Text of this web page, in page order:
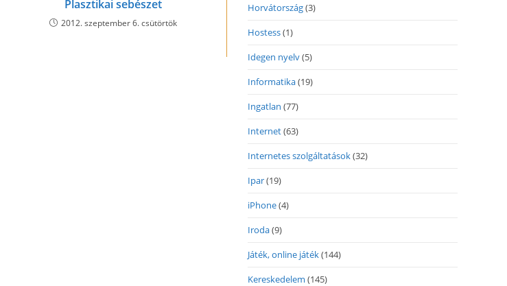
Plasztikai sebészet
2012. szeptember 6. csütörtök
Horvátország(3)
Hostess(1)
Idegen nyelv(5)
Informatika(19)
Ingatlan (77)
Internet(63)
Internetes szolgáltatások(32)
Ipar(19)
iPhone(4)
Iroda(9)
Játék, online játék(144)
Kereskedelem (145)